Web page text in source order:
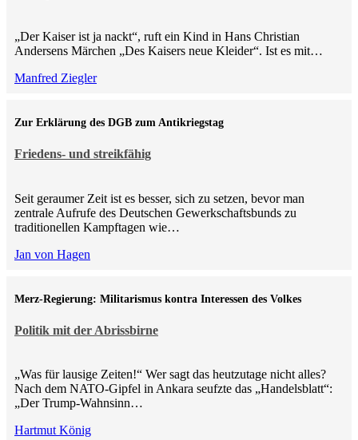
„Der Kaiser ist ja nackt“, ruft ein Kind in Hans Christian
Andersens Märchen „Des Kaisers neue Kleider“. Ist es mit…
Manfred Ziegler
Friedens- und streikfähig
Zur Erklärung des DGB zum Antikriegstag
Seit geraumer Zeit ist es besser, sich zu setzen, bevor man
zentrale Aufrufe des Deutschen Gewerkschaftsbunds zu
traditionellen Kampftagen wie…
Jan von Hagen
Politik mit der Abrissbirne
Merz-Regierung: Militarismus kontra Inte­ressen des Volkes
„Was für lausige Zeiten!“ Wer sagt das heutzutage nicht alles?
Nach dem NATO-Gipfel in Ankara seufzte das „Handelsblatt“:
„Der Trump-Wahnsinn…
Hartmut König